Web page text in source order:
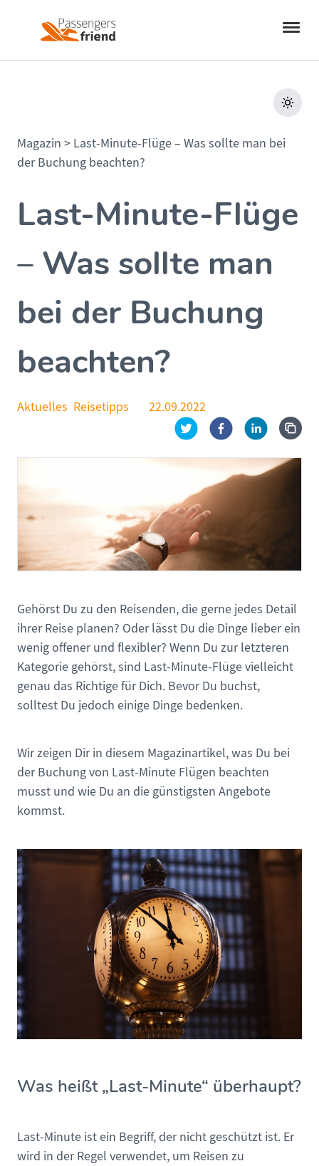
Magazin > Last-Minute-Flüge – Was sollte man bei
der Buchung beachten?
Last-Minute-Flüge
– Was sollte man
bei der Buchung
beachten?
Aktuelles Reisetipps 22.09.2022
Gehörst Du zu den Reisenden, die gerne jedes Detail
ihrer Reise planen? Oder lässt Du die Dinge lieber ein
wenig offener und flexibler? Wenn Du zur letzteren
Kategorie gehörst, sind Last-Minute-Flüge vielleicht
genau das Richtige für Dich. Bevor Du buchst,
solltest Du jedoch einige Dinge bedenken.
Wir zeigen Dir in diesem Magazinartikel, was Du bei
der Buchung von Last-Minute Flügen beachten
musst und wie Du an die günstigsten Angebote
kommst.
Was heißt „Last-Minute“ überhaupt?
Last-Minute ist ein Begriff, der nicht geschützt ist. Er
wird in der Regel verwendet, um Reisen zu